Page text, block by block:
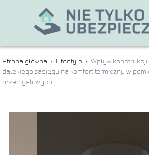
Strona główna / Lifestyle / Wpływ
dalekiego zasięgu na komfort termiczny w
przemysłowych